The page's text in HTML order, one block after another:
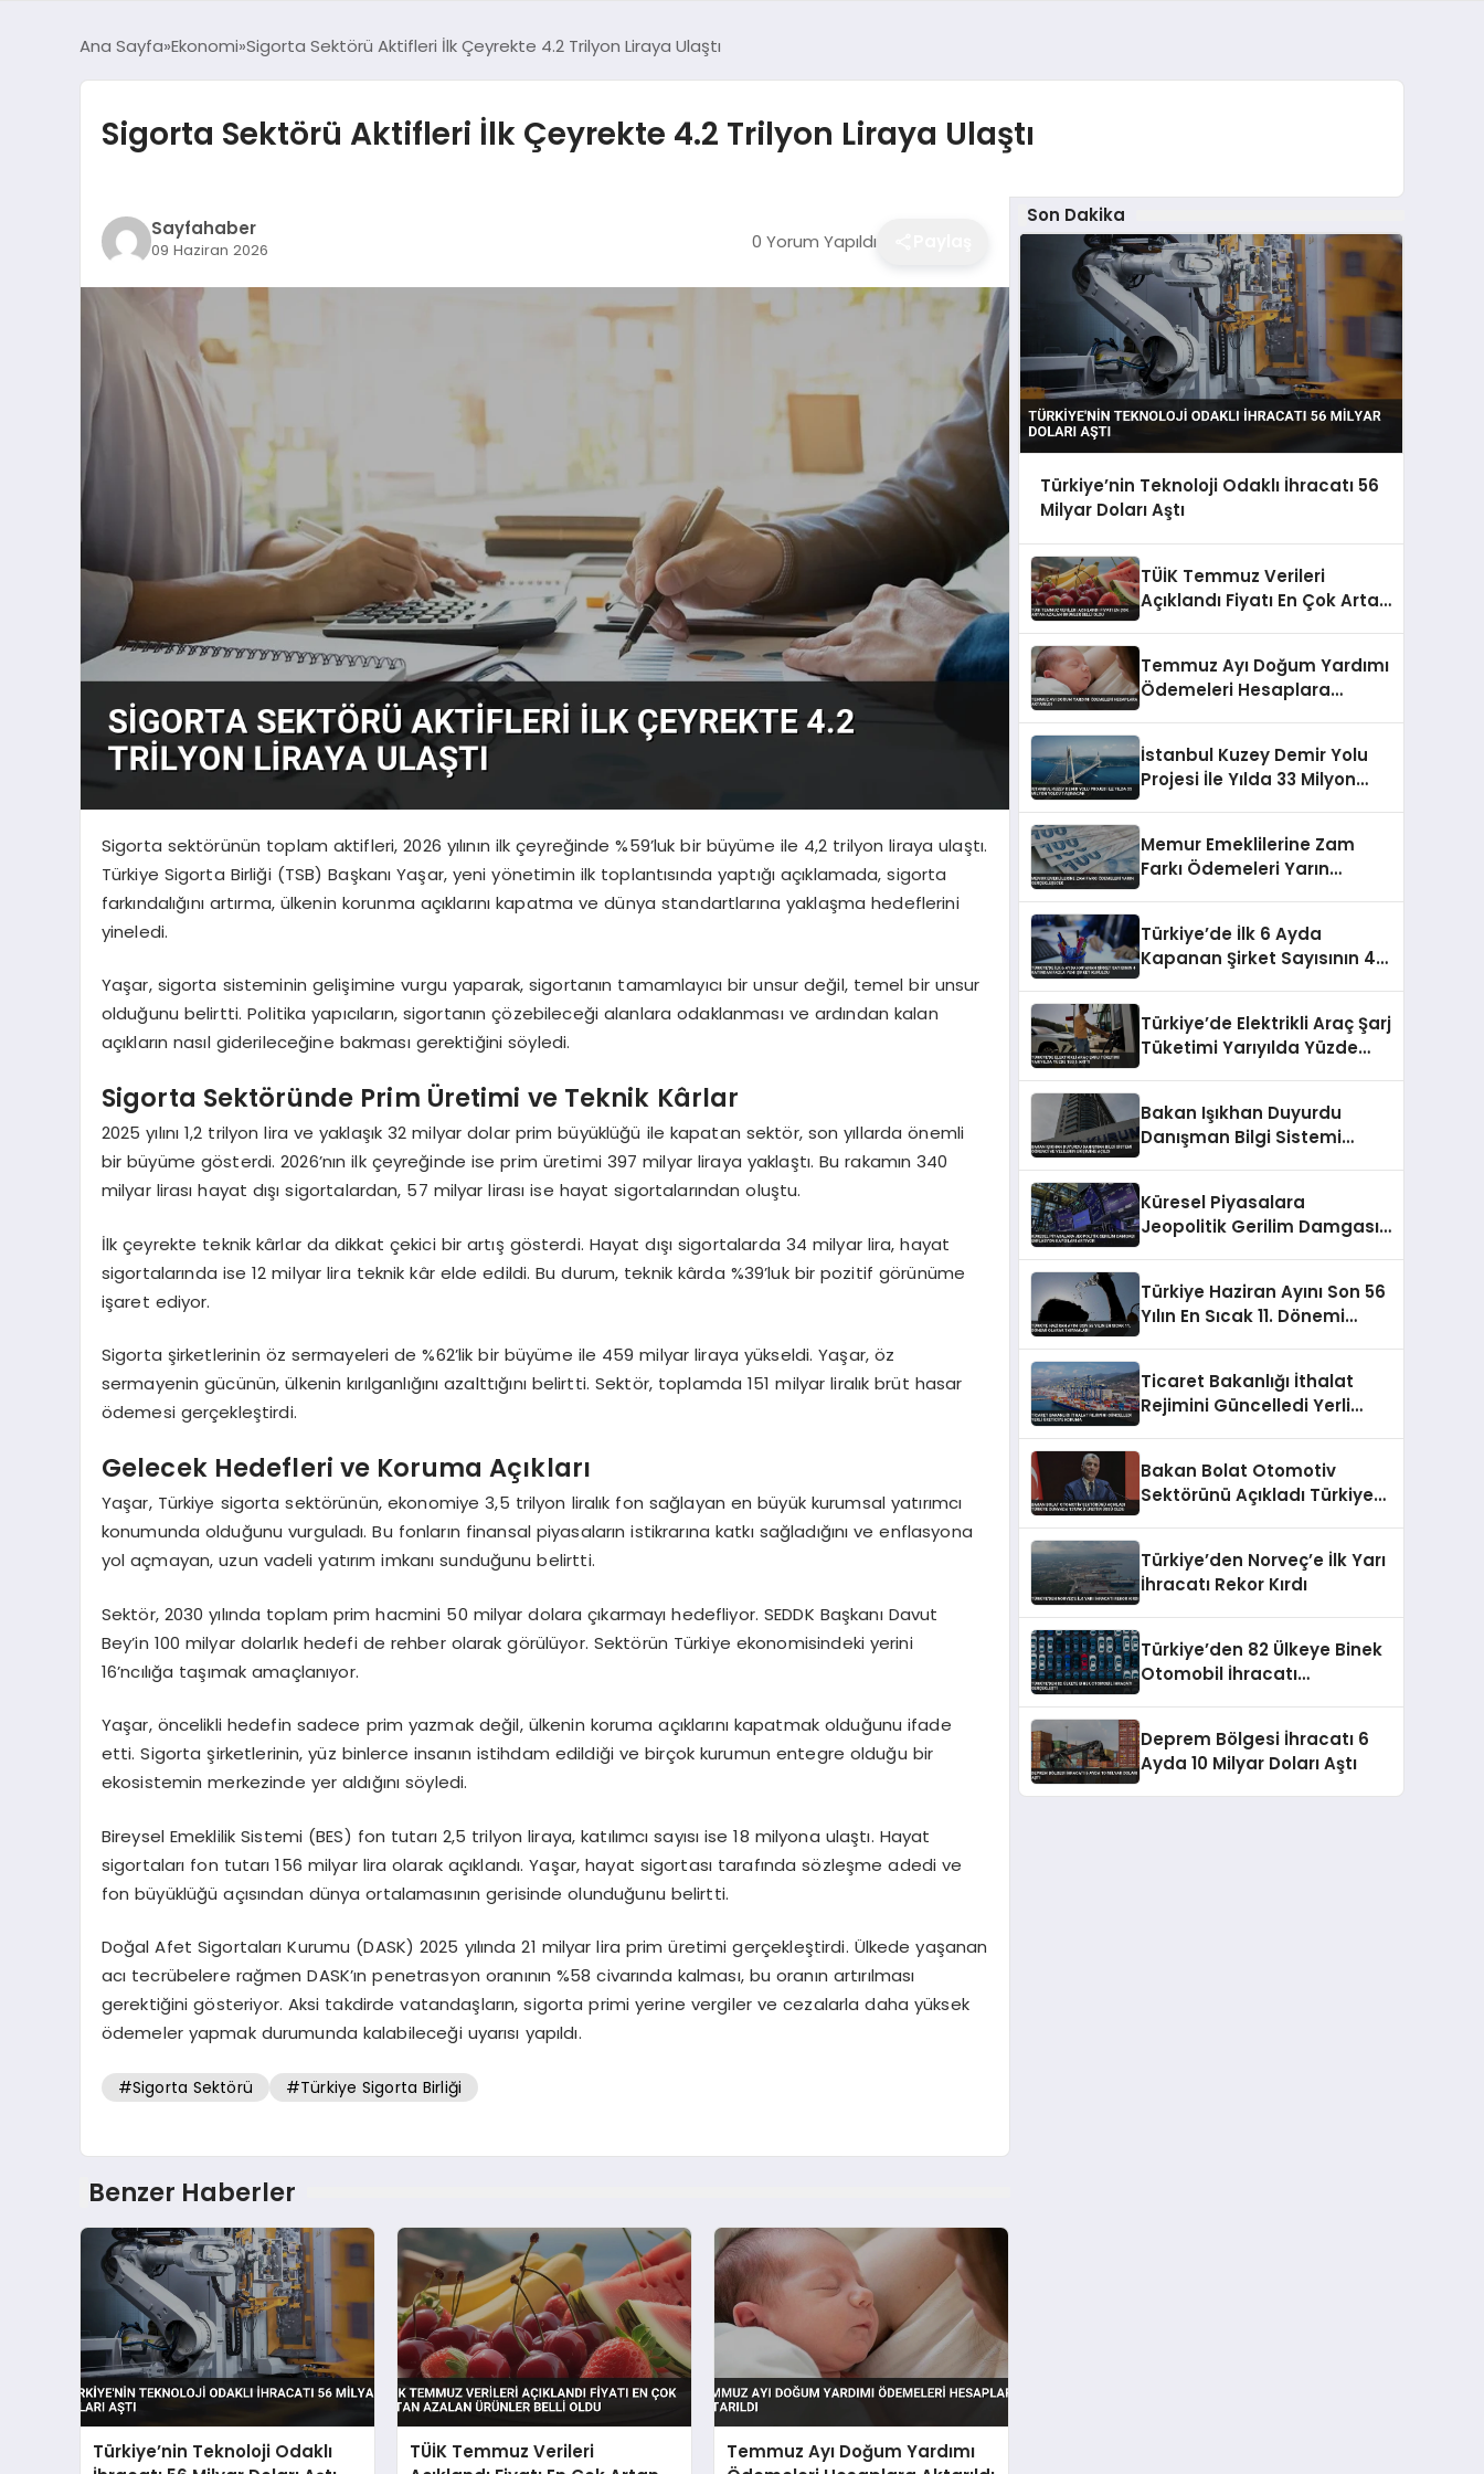
Ana Sayfa Ekonomi Sigorta Sektörü Aktifleri İlk Çeyrekte 4.2 Trilyon Liraya Ulaştı
Sigorta Sektörü Aktifleri İlk Çeyrekte 4.2 Trilyon Liraya Ulaştı
Sayfahaber
09 Haziran 2026 0 Yorum Yapıldı
Sigorta sektörünün toplam aktifleri, 2026 yılının ilk çeyreğinde %59’luk bir büyüme ile 4,2 trilyon liraya ulaştı.
Türkiye Sigorta Birliği (TSB) Başkanı Yaşar, yeni yönetimin ilk toplantısında yaptığı açıklamada, sigorta
farkındalığını artırma, ülkenin korunma açıklarını kapatma ve dünya standartlarına yaklaşma hedeflerini
yineledi.
Yaşar, sigorta sisteminin gelişimine vurgu yaparak, sigortanın tamamlayıcı bir unsur değil, temel bir unsur
olduğunu belirtti. Politika yapıcıların, sigortanın çözebileceği alanlara odaklanması ve ardından kalan
açıkların nasıl giderileceğine bakması gerektiğini söyledi.
Sigorta Sektöründe Prim Üretimi ve Teknik Kârlar
2025 yılını 1,2 trilyon lira ve yaklaşık 32 milyar dolar prim büyüklüğü ile kapatan sektör, son yıllarda önemli
bir büyüme gösterdi. 2026’nın ilk çeyreğinde ise prim üretimi 397 milyar liraya yaklaştı. Bu rakamın 340
milyar lirası hayat dışı sigortalardan, 57 milyar lirası ise hayat sigortalarından oluştu.
İlk çeyrekte teknik kârlar da dikkat çekici bir artış gösterdi. Hayat dışı sigortalarda 34 milyar lira, hayat
sigortalarında ise 12 milyar lira teknik kâr elde edildi. Bu durum, teknik kârda %39’luk bir pozitif görünüme
işaret ediyor.
Sigorta şirketlerinin öz sermayeleri de %62’lik bir büyüme ile 459 milyar liraya yükseldi. Yaşar, öz
sermayenin gücünün, ülkenin kırılganlığını azalttığını belirtti. Sektör, toplamda 151 milyar liralık brüt hasar
ödemesi gerçekleştirdi.
Gelecek Hedefleri ve Koruma Açıkları
Yaşar, Türkiye sigorta sektörünün, ekonomiye 3,5 trilyon liralık fon sağlayan en büyük kurumsal yatırımcı
konumunda olduğunu vurguladı. Bu fonların finansal piyasaların istikrarına katkı sağladığını ve enflasyona
yol açmayan, uzun vadeli yatırım imkanı sunduğunu belirtti.
Sektör, 2030 yılında toplam prim hacmini 50 milyar dolara çıkarmayı hedefliyor. SEDDK Başkanı Davut
Bey’in 100 milyar dolarlık hedefi de rehber olarak görülüyor. Sektörün Türkiye ekonomisindeki yerini
16’ncılığa taşımak amaçlanıyor.
Yaşar, öncelikli hedefin sadece prim yazmak değil, ülkenin koruma açıklarını kapatmak olduğunu ifade
etti. Sigorta şirketlerinin, yüz binlerce insanın istihdam edildiği ve birçok kurumun entegre olduğu bir
ekosistemin merkezinde yer aldığını söyledi.
Bireysel Emeklilik Sistemi (BES) fon tutarı 2,5 trilyon liraya, katılımcı sayısı ise 18 milyona ulaştı. Hayat
sigortaları fon tutarı 156 milyar lira olarak açıklandı. Yaşar, hayat sigortası tarafında sözleşme adedi ve
fon büyüklüğü açısından dünya ortalamasının gerisinde olunduğunu belirtti.
Doğal Afet Sigortaları Kurumu (DASK) 2025 yılında 21 milyar lira prim üretimi gerçekleştirdi. Ülkede yaşanan
acı tecrübelere rağmen DASK’ın penetrasyon oranının %58 civarında kalması, bu oranın artırılması
gerektiğini gösteriyor. Aksi takdirde vatandaşların, sigorta primi yerine vergiler ve cezalarla daha yüksek
ödemeler yapmak durumunda kalabileceği uyarısı yapıldı.
#Sigorta Sektörü #Türkiye Sigorta Birliği
Benzer Haberler
Türkiye’nin Teknoloji Odaklı
TÜİK Temmuz Verileri
Temmuz Ayı Doğum Yardımı
Son Dakika
Türkiye’nin Teknoloji Odaklı İhracatı 56
Milyar Doları Aştı
TÜİK Temmuz Verileri
Açıklandı Fiyatı En Çok Artan
Temmuz Ayı Doğum Yardımı
Ödemeleri Hesaplara
İstanbul Kuzey Demir Yolu
Projesi İle Yılda 33 Milyon
Memur Emeklilerine Zam
Farkı Ödemeleri Yarın
Türkiye’de İlk 6 Ayda
Kapanan Şirket Sayısının 4
Türkiye’de Elektrikli Araç Şarj
Tüketimi Yarıyılda Yüzde
Bakan Işıkhan Duyurdu
Danışman Bilgi Sistemi
Küresel Piyasalara
Jeopolitik Gerilim Damgası
Türkiye Haziran Ayını Son 56
Yılın En Sıcak 11. Dönemi
Ticaret Bakanlığı İthalat
Rejimini Güncelledi Yerli
Bakan Bolat Otomotiv
Sektörünü Açıkladı Türkiye
Türkiye’den Norveç’e İlk Yarı
İhracatı Rekor Kırdı
Türkiye’den 82 Ülkeye Binek
Otomobil İhracatı
Deprem Bölgesi İhracatı 6
Ayda 10 Milyar Doları Aştı